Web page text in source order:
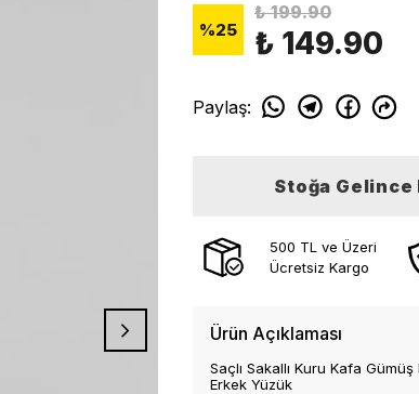
%25
₺ 199.90
₺ 149.90
Paylaş:
Stoğa Gelince
500 TL ve Üzeri
Ücretsiz Kargo
Ürün Açıklaması
Saçlı Sakallı Kuru Kafa
Erkek Yüzük